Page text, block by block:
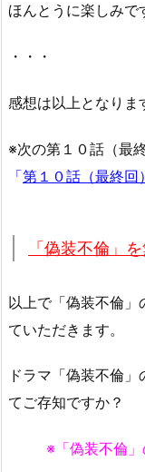
ほんとうに楽しみで
・・・
感想は以上となりま
※次の第１０話（最
「第１０話（最終回
「偽装不倫」
以上で「偽装不倫
ていただきます。
ドラマ「偽装不倫
てご存知ですか？
※「偽装不倫